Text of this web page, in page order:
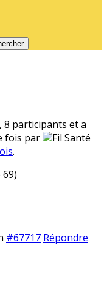
8 participants et a
fois par
Fil Santé
.
#67717 Répondre